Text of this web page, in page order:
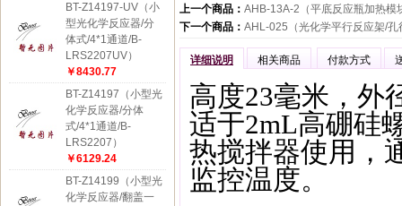
BT-Z14197-UV（小
型光化学反应器/分
体式/4*1通道/B-
LRS2207UV）
￥8430.77
BT-Z14197（小型光
化学反应器/分体
式/4*1通道/B-
LRS2207）
￥6129.24
BT-Z14199（小型光
化学反应器/翻盖一
上一个商品： AHB-13A-2（平底反应瓶加热模
下一个商品： AHL-025（光化学平行反应架/
详细说明 相关商品 付款方式
高度23毫米，外
适于2mL高硼硅
热搅拌器使用，
监控温度。